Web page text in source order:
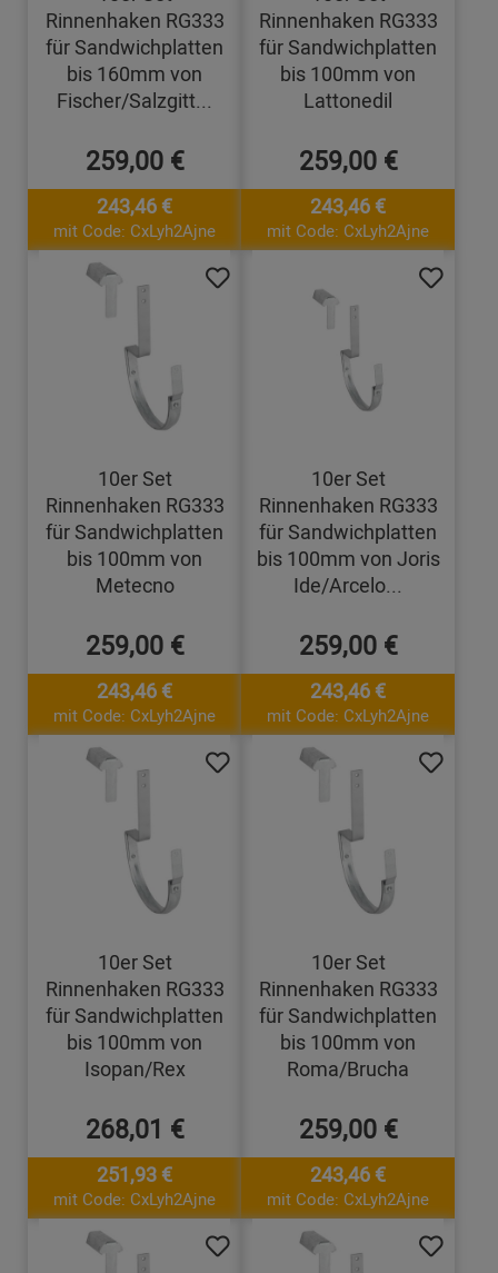
Rinnenhaken RG333
für Sandwichplatten
bis 160mm von
Fischer/Salzgitt...
259,00 €
243,46 €
mit Code: CxLyh2Ajne
Rinnenhaken RG333
für Sandwichplatten
bis 100mm von
Lattonedil
259,00 €
243,46 €
mit Code: CxLyh2Ajne
10er Set
Rinnenhaken RG333
für Sandwichplatten
bis 100mm von
Metecno
259,00 €
243,46 €
mit Code: CxLyh2Ajne
10er Set
Rinnenhaken RG333
für Sandwichplatten
bis 100mm von Joris
Ide/Arcelo...
259,00 €
243,46 €
mit Code: CxLyh2Ajne
10er Set
Rinnenhaken RG333
für Sandwichplatten
bis 100mm von
Isopan/Rex
268,01 €
251,93 €
mit Code: CxLyh2Ajne
10er Set
Rinnenhaken RG333
für Sandwichplatten
bis 100mm von
Roma/Brucha
259,00 €
243,46 €
mit Code: CxLyh2Ajne